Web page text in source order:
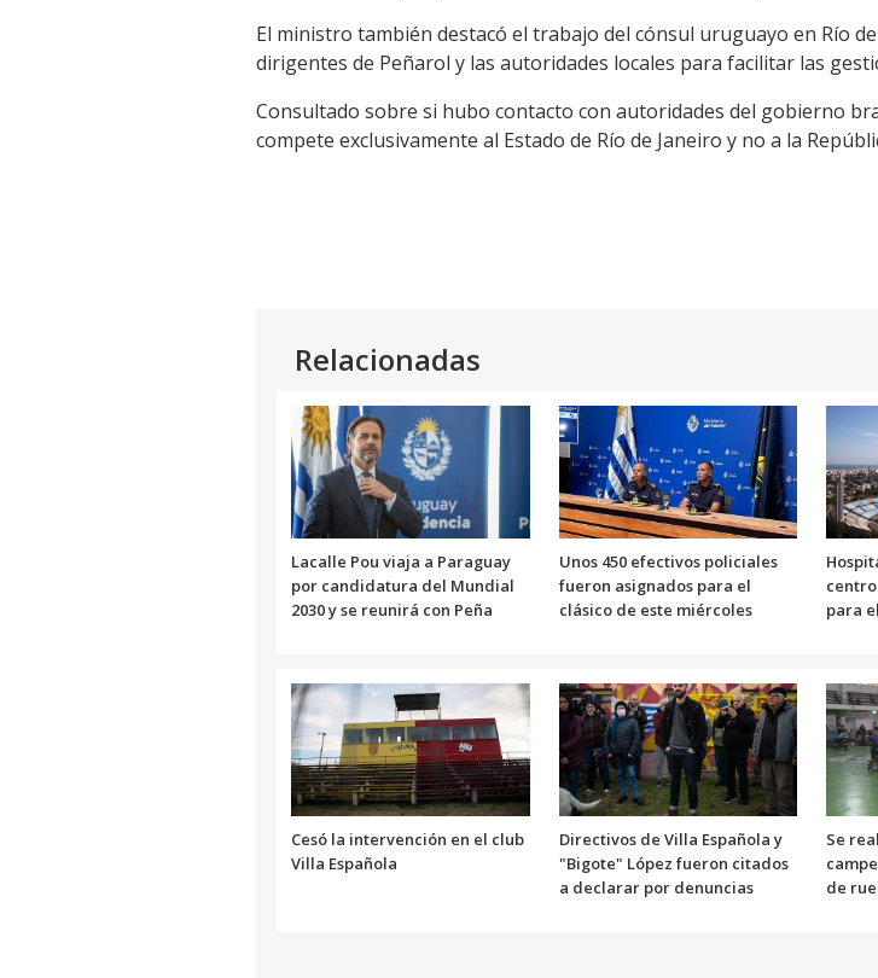
El ministro también destacó el trabajo del cónsul uruguayo en Río
dirigentes de Peñarol y las autoridades locales para facilitar las
Consultado sobre si hubo contacto con autoridades del gobierno
compete exclusivamente al Estado de Río de Janeiro y no a la
Relacionadas
Lacalle Pou viaja a Paraguay
por candidatura del Mundial
2030 y se reunirá con Peña
Unos 450 efectivos policiales
fueron asignados para el
clásico de este miércoles
para
Cesó la intervención en el club
Villa Española
Directivos de Villa Española y
"Bigote" López fueron citados
a declarar por denuncias
Se
de